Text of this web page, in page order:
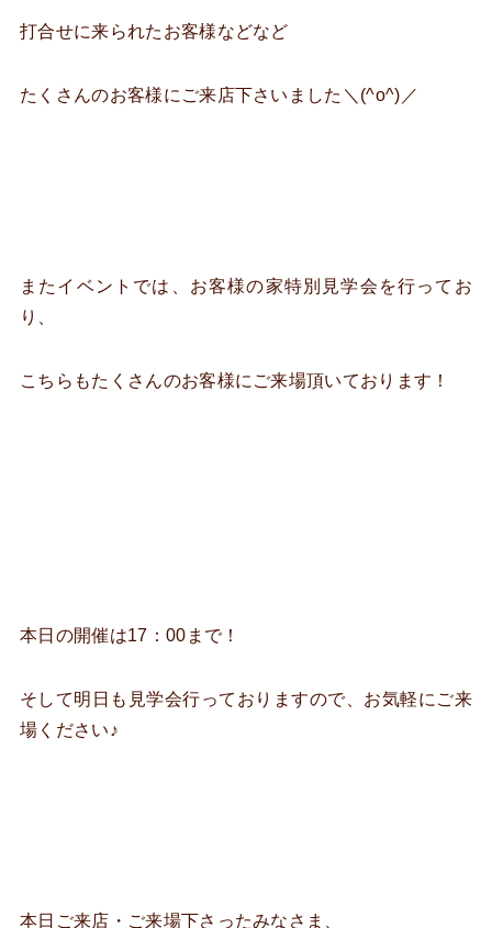
打合せに来られたお客様などなど
たくさんのお客様にご来店下さいました＼(^o^)／
またイベントでは、お客様の家特別見学会を行ってお
り、
こちらもたくさんのお客様にご来場頂いております！
本日の開催は17：00まで！
そして明日も見学会行っておりますので、お気軽にご来
場ください♪
本日ご来店・ご来場下さったみなさま、